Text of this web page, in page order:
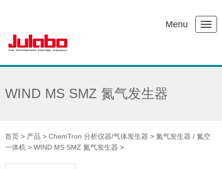
Menu
WIND MS SMZ 氮气发生器
首页 > 产品 > ChemTron 分析仪器/气体发生器 > 氮气发生器 / 氮空
一体机 > WIND MS SMZ 氮气发生器 >